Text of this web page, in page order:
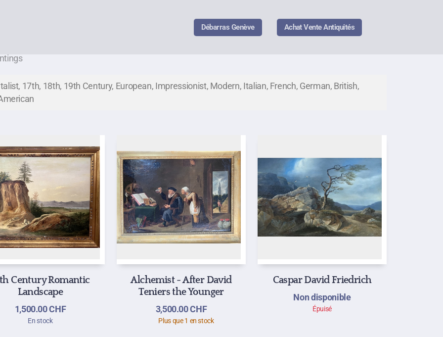
Débarras Genève Achat Vente Antiquités
17th, 18th, 19th Century, European, Impressionist, Modern, Italian, French, German, British,
Century Romantic
Landscape
1,500.00CHF
En stock
Alchemist - After David
Teniers the Younger
3,500.00CHF
Plus que 1 en stock
Caspar David Friedrich
Non disponible
Épuisé